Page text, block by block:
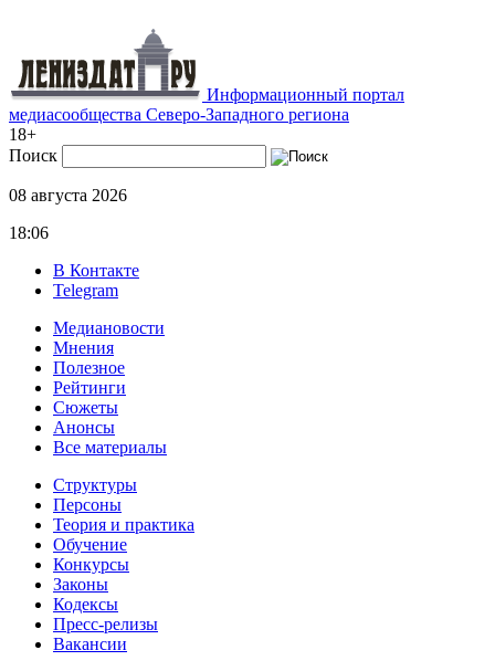
Информационный портал
медиасообщества Северо-Западного региона
18+
Поиск
08 августа 2026
18:06
В Контакте
Telegram
Медиановости
Мнения
Полезное
Рейтинги
Сюжеты
Анонсы
Все материалы
Структуры
Персоны
Теория и практика
Обучение
Конкурсы
Законы
Кодексы
Пресс-релизы
Вакансии